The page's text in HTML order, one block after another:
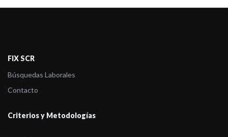
FIX SCR
Búsquedas Laborales
Contacto
Criterios y Metodologías